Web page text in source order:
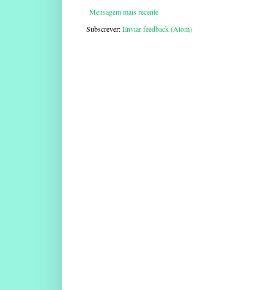
Mensagem mais recente
Subscrever:Enviar feedback (Atom)